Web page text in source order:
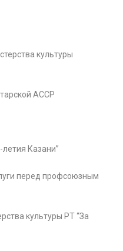
культуры
АССР
Казани”
перед профсоюзным
культуры РТ “За